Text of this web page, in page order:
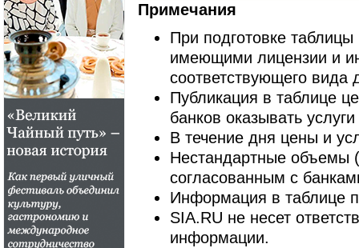
Примечания
При подготовке
имеющими лицензии и
соответствующего вида
Публикация в таблице
банков оказывать
В течение дня цены и
Нестандартные объемы
согласованным с
Информация в таблице
SIA.RU не несет
информации.